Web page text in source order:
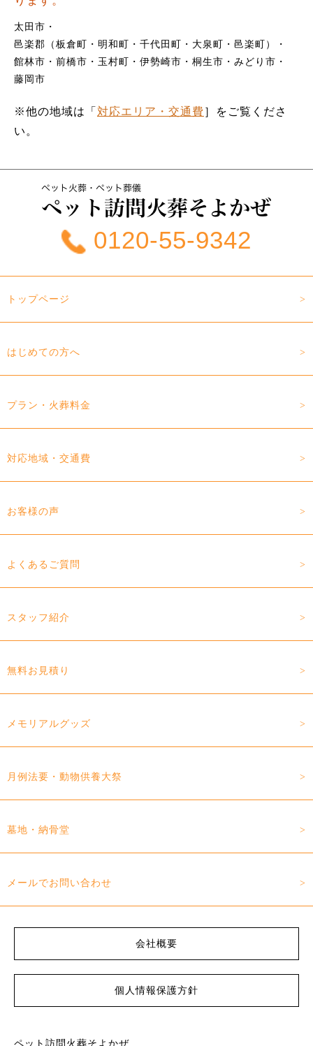
太田市
邑楽郡（板倉町・明和町・千代田町・大泉町・邑楽町）
館林市
前橋市 玉村町 伊勢崎市 桐生市
みどり市
藤岡市
※他の地域は「 対応エリア・交通費］をご覧くださ
い。
0120-55-9342
トップページ
はじめての方へ
プラン・火葬料金
対応地域・交通費
お客様の声
よくあるご質問
スタッフ紹介
無料お見積り
メモリアルグッズ
月例法要・動物供養大祭
墓地・納骨堂
メールでお問い合わせ
会社概要
個人情報保護方針
ペット訪問火葬そよかぜ